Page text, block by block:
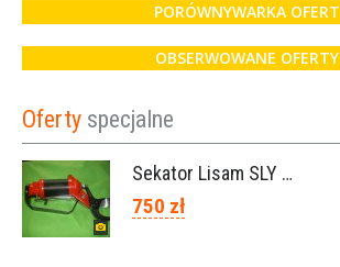
PORÓWNYWARKA OFERT
OBSERWOWANE OFERTY
Oferty specjalne
Sekator Lisam SLY / przedłużki 0,5m 1m (Włochy)
750 zł